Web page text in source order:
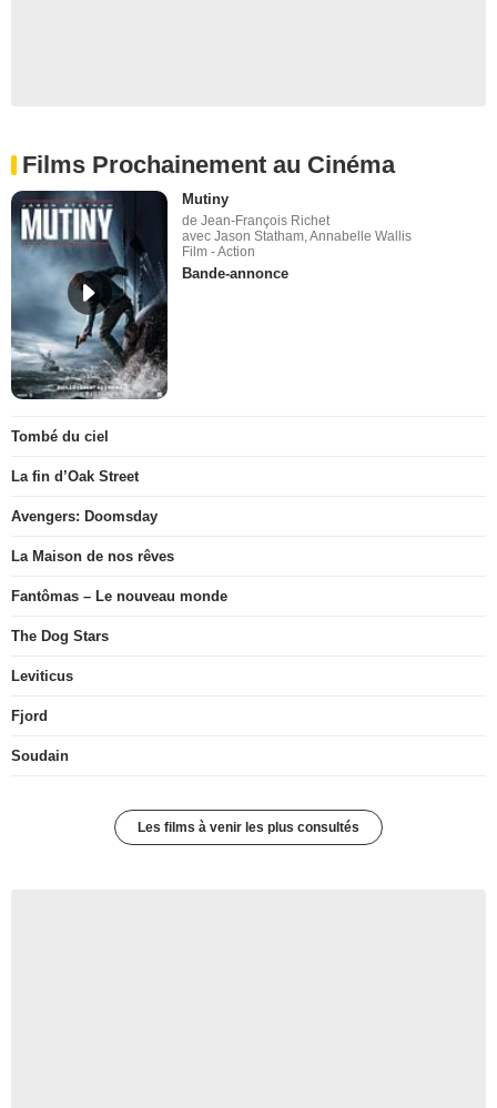
Films Prochainement au Cinéma
Mutiny
de Jean-François Richet
avec Jason Statham, Annabelle Wallis
Film - Action
Bande-annonce
Tombé du ciel
La fin d’Oak Street
Avengers: Doomsday
La Maison de nos rêves
Fantômas – Le nouveau monde
The Dog Stars
Leviticus
Fjord
Soudain
Les films à venir les plus consultés